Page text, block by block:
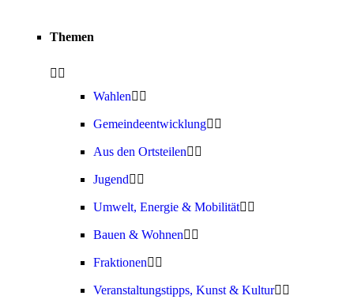
Themen
Wahlen
Gemeindeentwicklung
Aus den Ortsteilen
Jugend
Umwelt, Energie & Mobilität
Bauen & Wohnen
Fraktionen
Veranstaltungstipps, Kunst & Kultur